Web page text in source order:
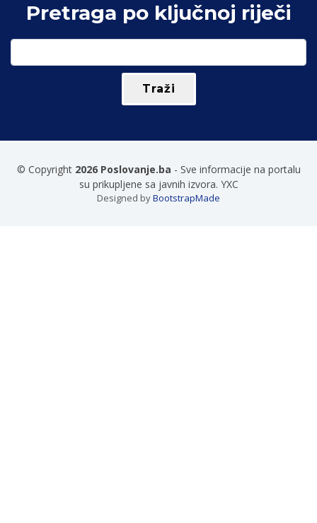
Pretraga po ključnoj riječi
© Copyright 2026 Poslovanje.ba - Sve informacije na portalu
su prikupljene sa javnih izvora. YXC
Designed byBootstrapMade